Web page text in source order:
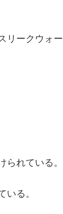
リークウォー
れている。
る。